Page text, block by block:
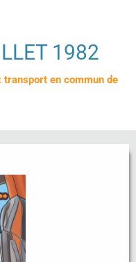
1982
en commun de